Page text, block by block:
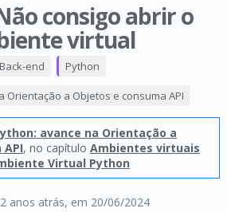
consigo abrir o
virtual
anos atrás, em 20/06/2024
Back-end Python
Orientação a Objetos e consuma API
avance na Orientação a
, no capítulo Ambientes virtuais
Virtual Python